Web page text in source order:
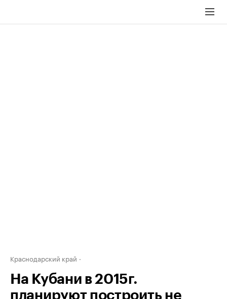
Краснодарский край
На Кубани в 2015г.
планируют построить не